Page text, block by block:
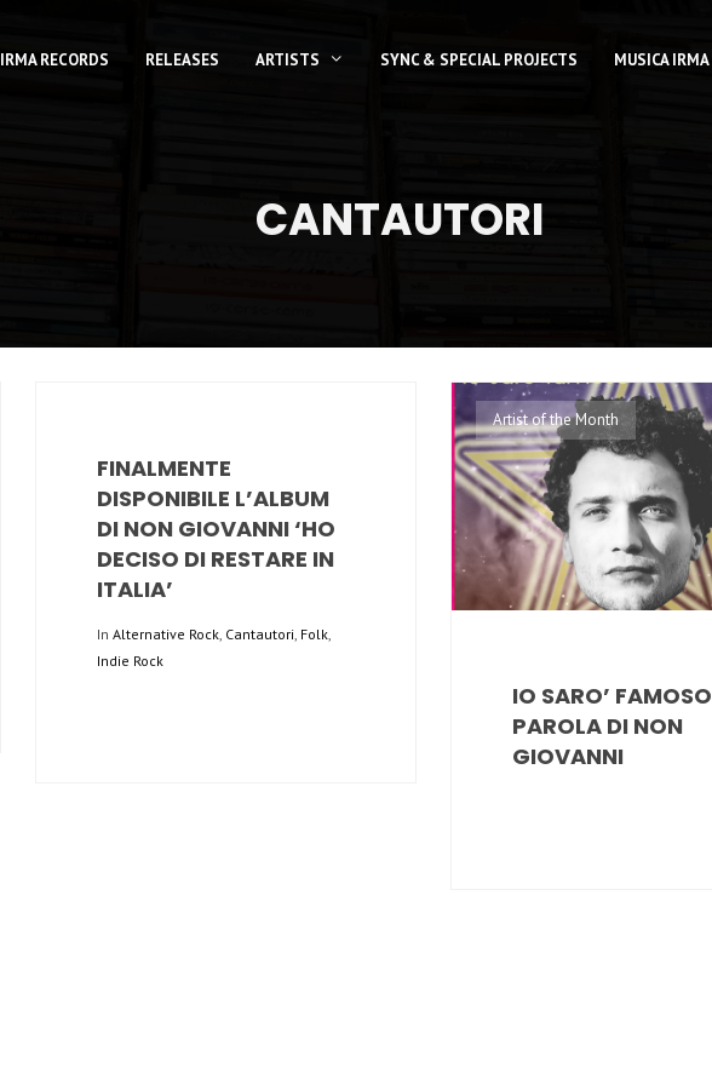
IRMA RECORDS RELEASES ARTISTS SYNC & SPECIAL PROJECTS MUSICA IRMA
CANTAUTORI
FINALMENTE
DISPONIBILE L’ALBUM
DI NON GIOVANNI ‘HO
DECISO DI RESTARE IN
ITALIA’
In Alternative Rock, Cantautori, Folk,
Indie Rock
Artist of the Month
IO SARO’ FAMOSO
PAROLA DI NON
GIOVANNI